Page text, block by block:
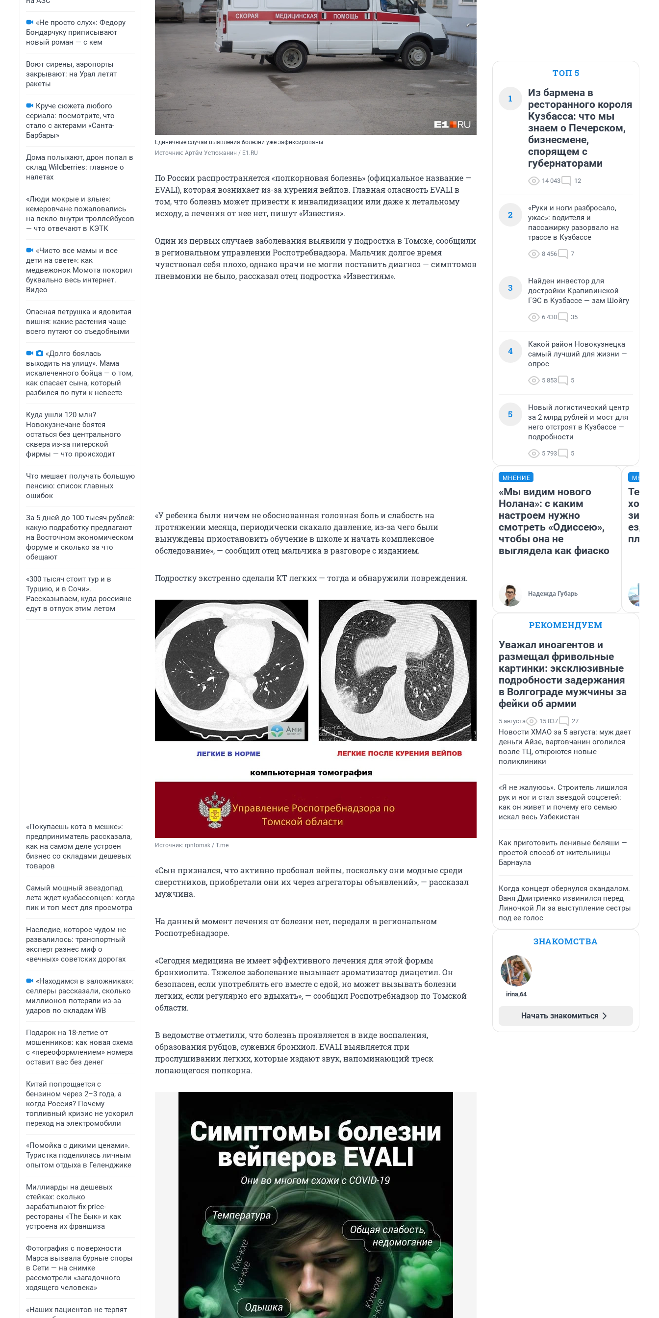
«Не просто слух»: Федору
Бондарчуку приписывают
новый роман — с кем
Воют сирены, аэропорты
закрывают: на Урал летят
ракеты
Круче сюжета любого
сериала: посмотрите, что
стало с актерами «Санта-
Барбары»
Дома полыхают, дрон попал в
склад Wildberries: главное о
налетах
«Люди мокрые и злые»:
кемеровчане пожаловались
на пекло внутри троллейбусов
— что отвечают в КЭТК
«Чисто все мамы и все
дети на свете»: как
медвежонок Момота покорил
буквально весь интернет.
Видео
Опасная петрушка и ядовитая
вишня: какие растения чаще
всего путают со съедобными
«Долго боялась
выходить на улицу». Мама
искалеченного бойца — о том,
как спасает сына, который
разбился по пути к невесте
Куда ушли 120 млн?
Новокузнечане боятся
остаться без центрального
сквера из-за питерской
фирмы — что происходит
Что мешает получать большую
пенсию: список главных
ошибок
За 5 дней до 100 тысяч рублей:
какую подработку предлагают
на Восточном экономическом
форуме и сколько за что
обещают
«300 тысяч стоит тур и в
Турцию, и в Сочи».
Рассказываем, куда россияне
едут в отпуск этим летом
«Покупаешь кота в мешке»:
предприниматель рассказала,
как на самом деле устроен
бизнес со складами дешевых
товаров
Самый мощный звездопад
лета ждет кузбассовцев: когда
пик и топ мест для просмотра
Наследие, которое чудом не
развалилось: транспортный
эксперт разнес миф о
«вечных» советских дорогах
«Находимся в заложниках»:
селлеры рассказали, сколько
миллионов потеряли из-за
ударов по складам WB
Подарок на 18-летие от
мошенников: как новая схема
с «переоформлением» номера
оставит вас без денег
Китай попрощается с
бензином через 2–3 года, а
когда Россия? Почему
топливный кризис не ускорил
переход на электромобили
«Помойка с дикими ценами».
Туристка поделилась личным
опытом отдыха в Геленджике
Миллиарды на дешевых
стейках: сколько
зарабатывают fix-price-
рестораны «The Бык» и как
устроена их франшиза
Фотография с поверхности
Марса вызвала бурные споры
в Сети — на снимке
рассмотрели «загадочного
ходящего человека»
«Наших пациентов не терпят
Единичные случаи выявления болезни уже зафиксированы
Источник: Артём Устюжанин / E1.RU
По России распространяется «попкорновая болезнь» (официальное название —
EVALI), которая возникает из-за курения вейпов. Главная опасность EVALI в
том, что болезнь может привести к инвалидизации или даже к летальному
исходу, а лечения от нее нет, пишут «Известия».
Один из первых случаев заболевания выявили у подростка в Томске, сообщили
в региональном управлении Роспотребнадзора. Мальчик долгое время
чувствовал себя плохо, однако врачи не могли поставить диагноз — симптомов
пневмонии не было, рассказал отец подростка «Известиям».
«У ребенка были ничем не обоснованная головная боль и слабость на
протяжении месяца, периодически скакало давление, из-за чего были
вынуждены приостановить обучение в школе и начать комплексное
обследование», — сообщил отец мальчика в разговоре с изданием.
Подростку экстренно сделали КТ легких — тогда и обнаружили повреждения.
Источник: rpntomsk / T.me
«Сын признался, что активно пробовал вейпы, поскольку они модные среди
сверстников, приобретали они их через агрегаторы объявлений», — рассказал
мужчина.
На данный момент лечения от болезни нет, передали в региональном
Роспотребнадзоре.
«Сегодня медицина не имеет эффективного лечения для этой формы
бронхиолита. Тяжелое заболевание вызывает ароматизатор диацетил. Он
безопасен, если употреблять его вместе с едой, но может вызывать болезни
легких, если регулярно его вдыхать», — сообщил Роспотребнадзор по Томской
области.
В ведомстве отметили, что болезнь проявляется в виде воспаления,
образования рубцов, сужения бронхиол. EVALI выявляется при
прослушивании легких, которые издают звук, напоминающий треск
лопающегося попкорна.
ТОП 5
1
Из бармена в
ресторанного короля
Кузбасса: что мы
знаем о Печерском,
бизнесмене,
спорящем с
губернаторами
14 043 12
2
«Руки и ноги разбросало,
ужас»: водителя и
пассажирку разорвало на
трассе в Кузбассе
8 456 7
3
Найден инвестор для
достройки Крапивинской
ГЭС в Кузбассе — зам Шойгу
6 430 35
4
Какой район Новокузнецка
самый лучший для жизни —
опрос
5 853 5
5
Новый логистический центр
за 2 млрд рублей и мост для
него отстроят в Кузбассе —
подробности
5 793 5
МНЕНИЕ
«Мы видим нового
Нолана»: с каким
настроем нужно
смотреть «Одиссею»,
чтобы она не
выглядела как фиаско
Надежда Губарь
ездит
РЕКОМЕНДУЕМ
Уважал иноагентов и
размещал фривольные
картинки: эксклюзивные
подробности задержания
в Волгограде мужчины за
фейки об армии
5 августа 15 837 27
Новости ХМАО за 5 августа: муж дает
деньги Айзе, вартовчанин оголился
возле ТЦ, откроются новые
поликлиники
«Я не жалуюсь». Строитель лишился
рук и ног и стал звездой соцсетей:
как он живет и почему его семью
искал весь Узбекистан
Как приготовить ленивые беляши —
простой способ от жительницы
Барнаула
Когда концерт обернулся скандалом.
Ваня Дмитриенко извинился перед
Линочкой Ли за выступление сестры
под ее голос
ЗНАКОМСТВА
irina,64
Начать знакомиться